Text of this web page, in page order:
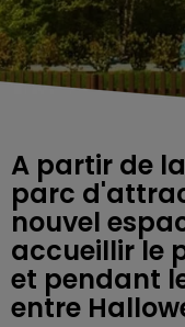
A partir de
parc
nouvel
accueillir le
et pendant
entre